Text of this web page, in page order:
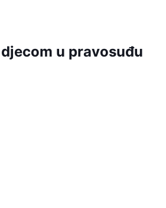
u pravosuđu